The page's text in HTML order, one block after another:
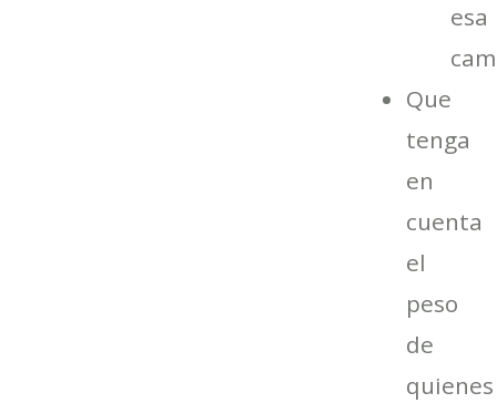
esa
Que
tenga
en
cuenta
el
peso
de
quienes